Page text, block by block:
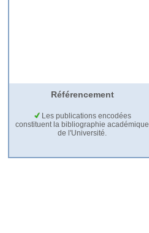
Référencement
Les publications encodées
constituent la bibliographie académique
de l'Université.